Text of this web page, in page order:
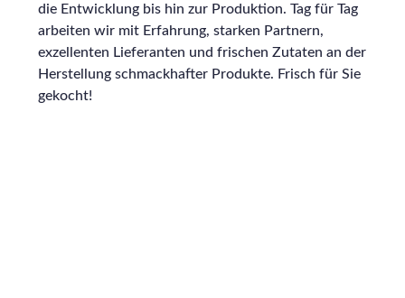
die Entwicklung bis hin zur Produktion. Tag für Tag
arbeiten wir mit Erfahrung, starken Partnern,
exzellenten Lieferanten und frischen Zutaten an der
Herstellung schmackhafter Produkte. Frisch für Sie
gekocht!